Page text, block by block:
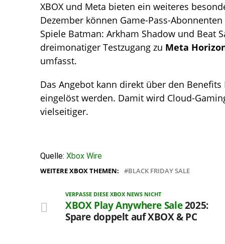
XBOX und Meta bieten ein weiteres
Dezember können Game-Pass-
Spiele Batman: Arkham Shadow und Beat
dreimonatiger Testzugang zu Meta
umfasst.
Das Angebot kann direkt über den
eingelöst werden. Damit wird Cloud-
vielseitiger.
Quelle: Xbox Wire
WEITERE XBOX THEMEN: BLACK FRIDAY SALE
VERPASSE DIESE XBOX NEWS NICHT
XBOX Play AnywhereSale2025:
Spare doppelt auf XBOX & PC